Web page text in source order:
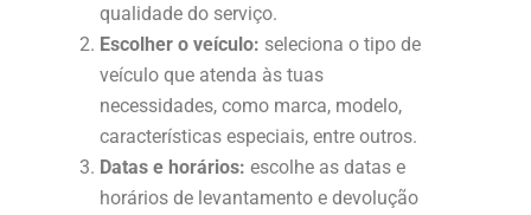
qualidade do serviço.
Escolher o veículo: seleciona o tipo de
veículo que atenda às tuas
necessidades, como marca, modelo,
características especiais, entre outros.
Datas e horários: escolhe as datas e
horários de levantamento e devolução